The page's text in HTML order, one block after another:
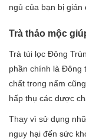
ngủ của bạn bị gián
Trà thảo mộc
Trà túi lọc Đông
phần chính là Đông
chất trong nấm
hấp thụ các dược
Thay vì sử dụng
nguy hại đến sức